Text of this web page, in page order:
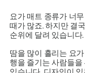
요가 매트 종류가 너
때가 많죠. 하지만 결
순위에 달려 있습니다.
땀을 많이 흘리는 요
행을 즐기는 사람들